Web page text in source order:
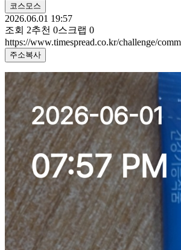
코스모스
2026.06.01 19:57
조회 2추천 0스크랩 0
https://www.timespread.co.kr/challenge/
주소복사